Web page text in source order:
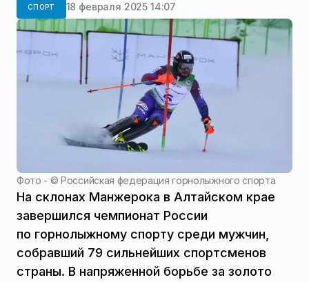
СПОРТ 18 февраля 2025 14:07
Фото - ©Российская федерация горнолыжного спорта
На склонах Манжерока в Алтайском крае
завершился чемпионат России
по горнолыжному спорту среди мужчин,
собравший 79 сильнейших спортсменов
страны. В напряженной борьбе за золото